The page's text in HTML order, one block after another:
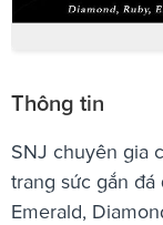
Thông tin
SNJ chuyên gia
trang sức gắn đá
Emerald,